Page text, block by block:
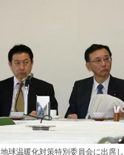
地球温暖化対策特別委員会に出席